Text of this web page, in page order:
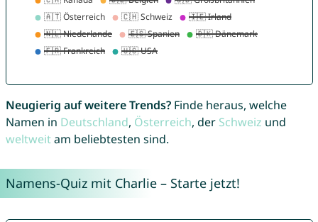
Neugierig auf weitere Trends?Finde heraus, welche
Namen in Deutschland, Österreich, der Schweiz und
weltweitam beliebtesten sind.
Namens-Quiz mit Charlie – Starte jetzt!